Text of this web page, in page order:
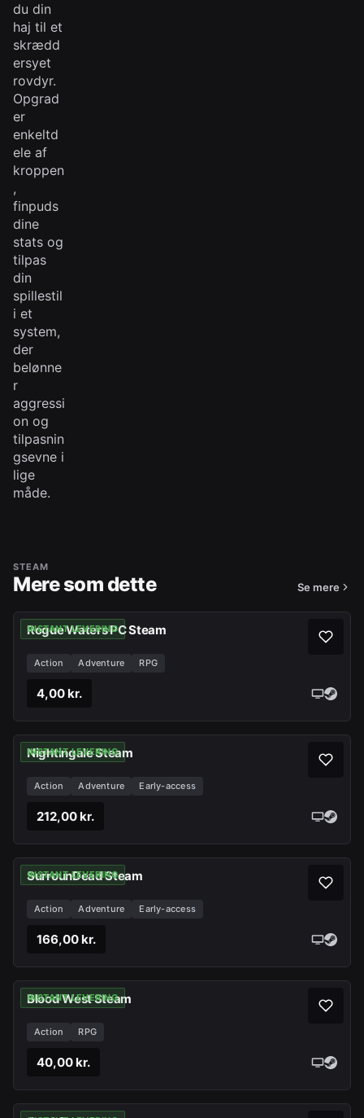
du din
haj til et
skrædd
ersyet
rovdyr.
Opgrad
er
enkeltd
ele af
kroppen
,
finpuds
dine
stats og
tilpas
din
spillestil
i et
system,
der
belønne
r
aggressi
on og
tilpasnin
gsevne i
lige
måde.
STEAM
Mere som dette Se mere
INSTANT LEVERING
Rogue Waters PC Steam
Action Adventure RPG
4,00 kr.
INSTANT LEVERING
Nightingale Steam
Action Adventure Early-access
212,00 kr.
INSTANT LEVERING
SurrounDead Steam
Action Adventure Early-access
166,00 kr.
INSTANT LEVERING
Blood West Steam
Action RPG
40,00 kr.